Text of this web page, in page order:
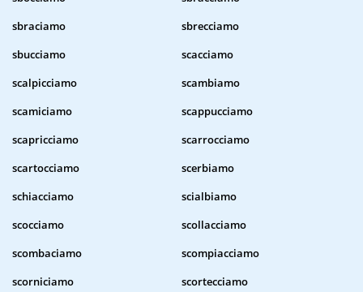
sbraciamo
sbrecciamo
sbucciamo
scacciamo
scalpicciamo
scambiamo
scamiciamo
scappucciamo
scapricciamo
scarrocciamo
scartocciamo
scerbiamo
schiacciamo
scialbiamo
scocciamo
scollacciamo
scombaciamo
scompiacciamo
scorniciamo
scortecciamo